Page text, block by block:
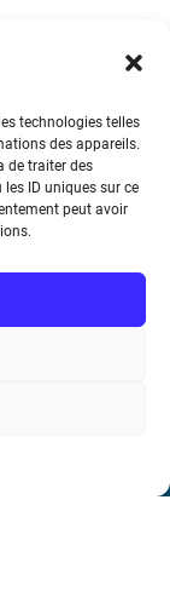
technologies telles
des appareils.
de traiter des
ID uniques sur ce
peut avoir
Technologies
TVA intra-